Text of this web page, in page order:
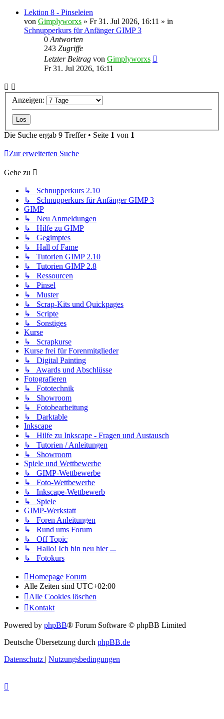
Lektion 8 - Pinseleien
von Gimplyworxs » Fr 31. Jul 2026, 16:11 » in
Schnupperkurs für Anfänger GIMP 3
0 Antworten
243 Zugriffe
Letzter Beitrag von Gimplyworxs
Fr 31. Jul 2026, 16:11
Anzeigen:
Die Suche ergab 9 Treffer • Seite 1 von 1
Zur erweiterten Suche
Gehe zu
↳ Schnupperkurs 2.10
↳ Schnupperkurs für Anfänger GIMP 3
GIMP
↳ Neu Anmeldungen
↳ Hilfe zu GIMP
↳ Gegimptes
↳ Hall of Fame
↳ Tutorien GIMP 2.10
↳ Tutorien GIMP 2.8
↳ Ressourcen
↳ Pinsel
↳ Muster
↳ Scrap-Kits und Quickpages
↳ Scripte
↳ Sonstiges
Kurse
↳ Scrapkurse
Kurse frei für Forenmitglieder
↳ Digital Painting
↳ Awards und Abschlüsse
Fotografieren
↳ Fototechnik
↳ Showroom
↳ Fotobearbeitung
↳ Darktable
Inkscape
↳ Hilfe zu Inkscape - Fragen und Austausch
↳ Tutorien / Anleitungen
↳ Showroom
Spiele und Wettbewerbe
↳ GIMP-Wettbewerbe
↳ Foto-Wettbewerbe
↳ Inkscape-Wettbewerb
↳ Spiele
GIMP-Werkstatt
↳ Foren Anleitungen
↳ Rund ums Forum
↳ Off Topic
↳ Hallo! Ich bin neu hier ...
↳ Fotokurs
Homepage Forum
Alle Zeiten sind UTC+02:00
Alle Cookies löschen
Kontakt
Powered by phpBB® Forum Software © phpBB Limited
Deutsche Übersetzung durch phpBB.de
Datenschutz
Nutzungsbedingungen